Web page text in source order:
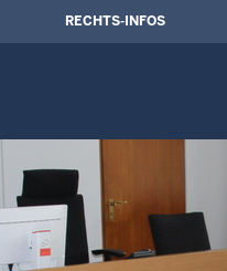
RECHTS-INFOS